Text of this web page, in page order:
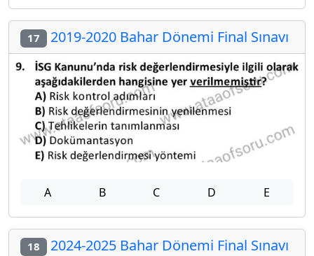
17 2019-2020 Bahar Dönemi Final Sınavı
A B C D E
18 2024-2025 Bahar Dönemi Final Sınavı